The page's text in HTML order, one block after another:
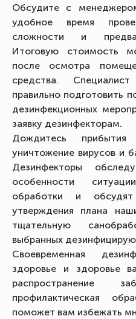
Обсудите с
удобное время
сложности и
Итоговую стоимость
после осмотра
средства.
правильно подготовить
дезинфекционных
заявку дезинфекторам.
Дождитесь
уничтожение вирусов и
Дезинфекторы
особенности
обработки и
утверждения плана
тщательную
выбранных
Своевременная
здоровье и здоровье
распространение
профилактическая
поможет вам избежать